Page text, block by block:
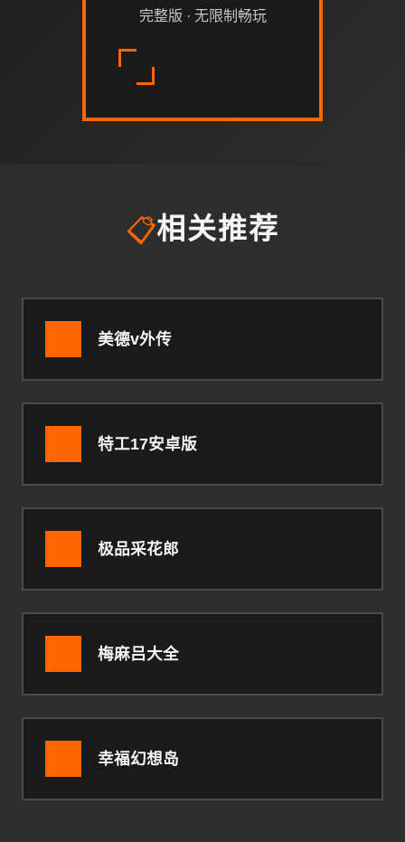
完整版 · 无限制畅玩
📋相关推荐
美德v外传
特工17安卓版
极品采花郎
梅麻吕大全
幸福幻想岛